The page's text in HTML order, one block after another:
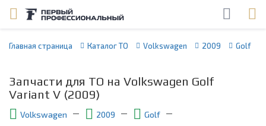
Главная страница Каталог ТО Volkswagen 2009 Golf
Запчасти для ТО на Volkswagen Golf
Variant V (2009)
Volkswagen 2009
Golf